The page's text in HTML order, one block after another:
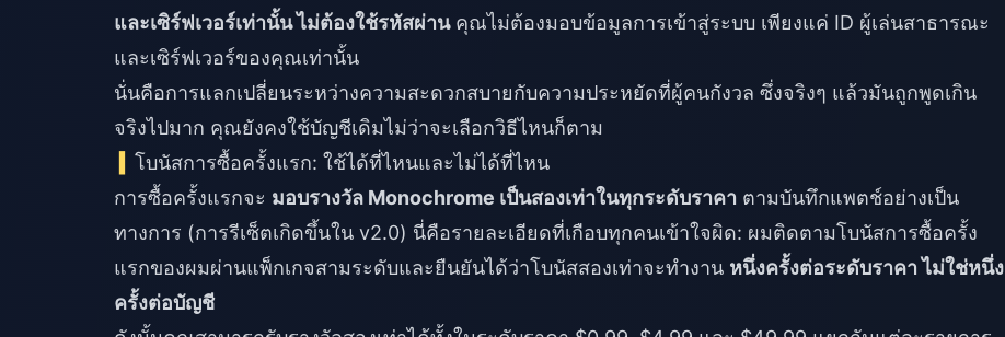
และเซิร์ฟเวอร์เท่านั้น ไม่ต้องใช้รหัสผ่านคุณไม่ต้องมอบข้อมูลการเข้าสู่ระบบ เพียงแค่ ID ผู้เล่นสาธารณะ
และเซิร์ฟเวอร์ของคุณเท่านั้น
นั่นคือการแลกเปลี่ยนระหว่างความสะดวกสบายกับความประหยัดที่ผู้คนกังวล ซึ่งจริงๆ แล้วมันถูกพูดเกิน
จริงไปมาก คุณยังคงใช้บัญชีเดิมไม่ว่าจะเลือกวิธีไหนก็ตาม
โบนัสการซื้อครั้งแรก: ใช้ได้ที่ไหนและไม่ได้ที่ไหน
การซื้อครั้งแรกจะ มอบรางวัล Monochrome เป็นสองเท่าในทุกระดับราคา ตามบันทึกแพตช์อย่างเป็น
ทางการ (การรีเซ็ตเกิดขึ้นใน v2.0) นี่คือรายละเอียดที่เกือบทุกคนเข้าใจผิด: ผมติดตามโบนัสการซื้อครั้ง
แรกของผมผ่านแพ็กเกจสามระดับและยืนยันได้ว่าโบนัสสองเท่าจะทำงาน หนึ่งครั้งต่อระดับราคา ไม่ใช่หนึ่ง
ครั้งต่อบัญชี